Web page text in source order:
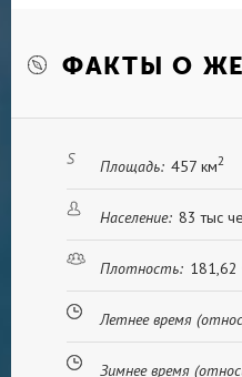
В память о
торжественные
и многие
Любимым местом
зоопарк и Парк
лесополосе на
аллеи,
оригинальные
ФАКТЫ О
Площадь: 457 км2
Население: 83 тыс
Плотность: 181,62
Летнее время
Зимнее время